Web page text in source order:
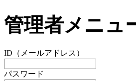
管理者メニュ
ID（メールアドレス）
パスワード